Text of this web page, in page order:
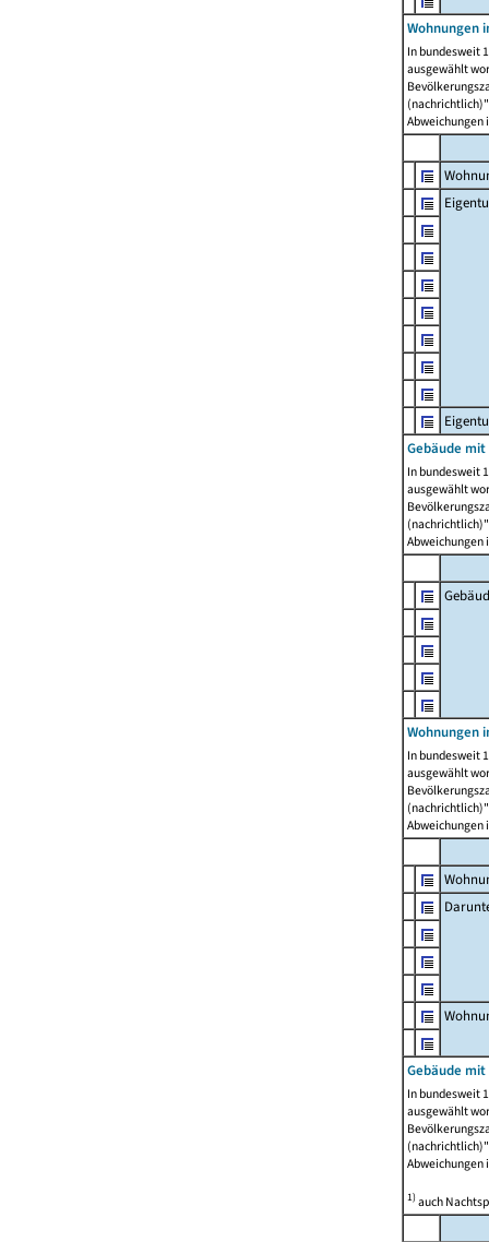
Wohnungen
In bundesweit
ausgewählt
Abweichungen
Gebäude
In bundesweit
ausgewählt
Abweichungen
Wohnungen
In bundesweit
ausgewählt
Abweichungen
Gebäude
In bundesweit
ausgewählt
Abweichungen
1)auch